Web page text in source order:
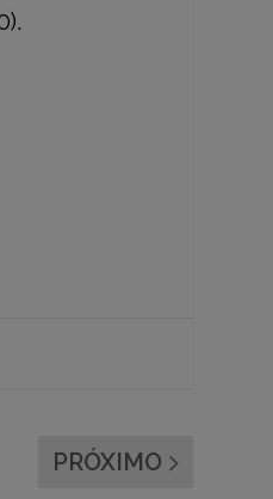
PRÓXIMO